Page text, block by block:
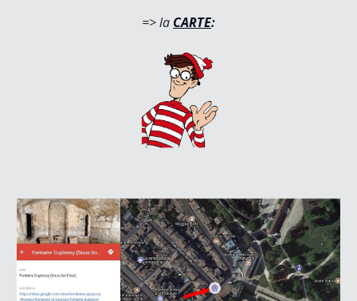
=> la CARTE: